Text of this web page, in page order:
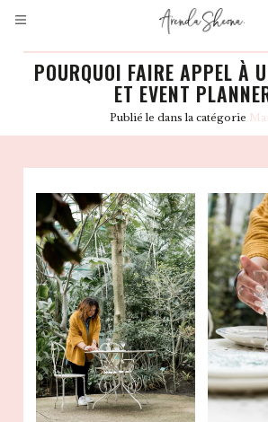
POURQUOI FAIRE APPEL À
ET EVENT
Publié le dans la catégorie